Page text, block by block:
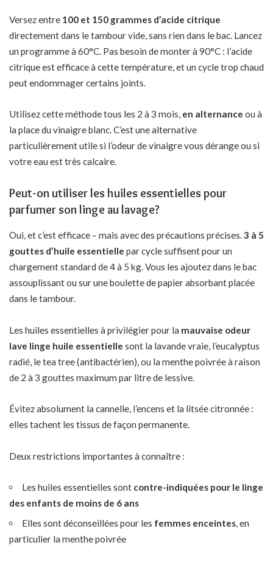
Versez entre 100 et 150 grammes d’acide citrique
directement dans le tambour vide, sans rien dans le bac. Lancez
un programme à 60°C. Pas besoin de monter à 90°C : l’acide
citrique est efficace à cette température, et un cycle trop chaud
peut endommager certains joints.
Utilisez cette méthode tous les 2 à 3 mois, en alternance ou à
la place du vinaigre blanc. C’est une alternative
particulièrement utile si l’odeur de vinaigre vous dérange ou si
votre eau est très calcaire.
Peut-on utiliser les huiles essentielles pour
parfumer son linge au lavage?
Oui, et c’est efficace – mais avec des précautions précises.3 à 5
gouttes d’huile essentielle par cycle suffisent pour un
chargement standard de 4 à 5 kg. Vous les ajoutez dans le bac
assouplissant ou sur une boulette de papier absorbant placée
dans le tambour.
Les huiles essentielles à privilégier pour la mauvaise odeur
lave linge huile essentielle sont la lavande vraie, l’eucalyptus
radié, le tea tree (antibactérien), ou la menthe poivrée à raison
de 2 à 3 gouttes maximum par litre de lessive.
Évitez absolument la cannelle, l’encens et la litsée citronnée :
elles tachent les tissus de façon permanente.
Deux restrictions importantes à connaître :
Les huiles essentielles sont contre-indiquées pour le linge
des enfants de moins de 6 ans
Elles sont déconseillées pour les femmes enceintes, en
particulier la menthe poivrée